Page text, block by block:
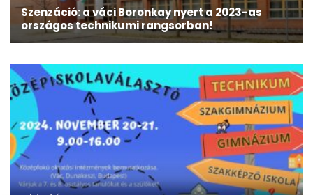
Szenzáció: a váci Boronkay nyert a 2023-as
országos technikumi rangsorban!